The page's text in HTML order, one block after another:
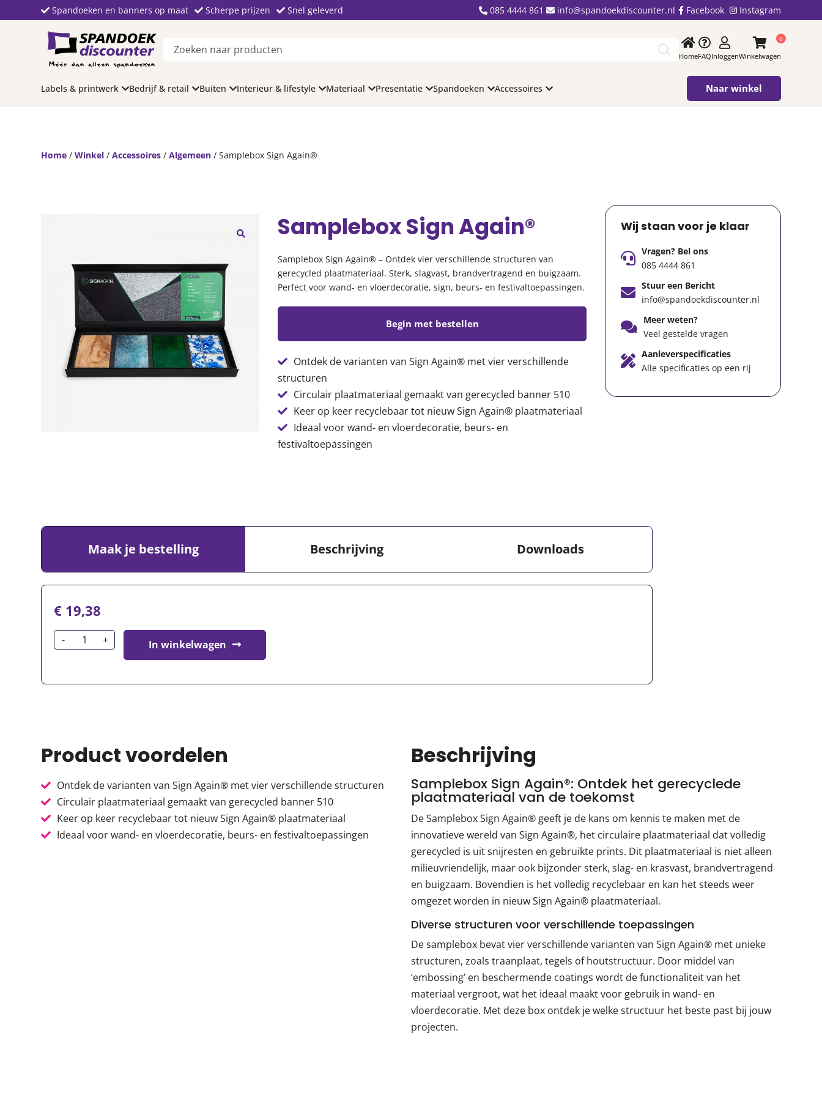
Spandoeken en banners op maat Scherpe prijzen Snel geleverd 085 4444 861 info@spandoekdiscounter.nl Facebook Instagram
HomeFAQInloggenWinkelwagen
0
Labels & printwerk Bedrijf & retail Buiten Interieur & lifestyle Materiaal Presentatie Spandoeken Accessoires Naar winkel
Home /Winkel /Accessoires /Algemeen / Samplebox Sign Again®
Samplebox Sign Again®
Samplebox Sign Again® – Ontdek vier verschillende structuren van
gerecycled plaatmateriaal. Sterk, slagvast, brandvertragend en buigzaam.
Perfect voor wand- en vloerdecoratie, sign, beurs- en festivaltoepassingen.
Begin met bestellen
Ontdek de varianten van Sign Again® met vier verschillende
structuren
Circulair plaatmateriaal gemaakt van gerecycled banner 510
Keer op keer recyclebaar tot nieuw Sign Again® plaatmateriaal
Ideaal voor wand- en vloerdecoratie, beurs- en
festivaltoepassingen
Wij staan voor je klaar
Vragen? Bel ons
085 4444 861
Stuur een Bericht
info@spandoekdiscounter.nl
Meer weten?
Veel gestelde vragen
Aanleverspecificaties
Alle specificaties op een rij
Maak je bestelling Beschrijving Downloads
€ 19,38
In winkelwagen
Product voordelen
Ontdek de varianten van Sign Again® met vier verschillende structuren
Circulair plaatmateriaal gemaakt van gerecycled banner 510
Keer op keer recyclebaar tot nieuw Sign Again® plaatmateriaal
Ideaal voor wand- en vloerdecoratie, beurs- en festivaltoepassingen
Beschrijving
Samplebox Sign Again®: Ontdek het gerecyclede
plaatmateriaal van de toekomst
De Samplebox Sign Again® geeft je de kans om kennis te maken met de
innovatieve wereld van Sign Again®, het circulaire plaatmateriaal dat volledig
gerecycled is uit snijresten en gebruikte prints. Dit plaatmateriaal is niet alleen
milieuvriendelijk, maar ook bijzonder sterk, slag- en krasvast, brandvertragend
en buigzaam. Bovendien is het volledig recyclebaar en kan het steeds weer
omgezet worden in nieuw Sign Again® plaatmateriaal.
Diverse structuren voor verschillende toepassingen
De samplebox bevat vier verschillende varianten van Sign Again® met unieke
structuren, zoals traanplaat, tegels of houtstructuur. Door middel van
‘embossing’ en beschermende coatings wordt de functionaliteit van het
materiaal vergroot, wat het ideaal maakt voor gebruik in wand- en
vloerdecoratie. Met deze box ontdek je welke structuur het beste past bij jouw
projecten.